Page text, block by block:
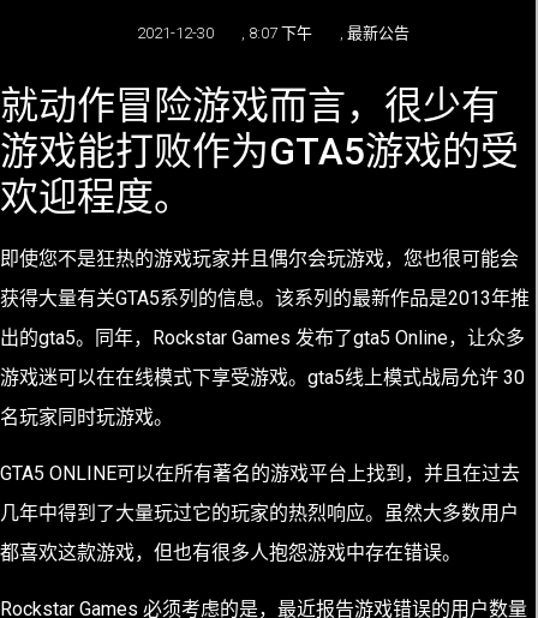
2021-12-30 8:07 下午 最新公告
就动作冒险游戏而言，很少有
游戏能打败作为GTA5游戏的受
欢迎程度。
即使您不是狂热的游戏玩家并且偶尔会玩游戏，您也很可能会
获得大量有关GTA5系列的信息。该系列的最新作品是2013年推
出的gta5。同年，Rockstar Games 发布了gta5 Online，让众多
游戏迷可以在在线模式下享受游戏。gta5线上模式战局允许 30
名玩家同时玩游戏。
GTA5 ONLINE可以在所有著名的游戏平台上找到，并且在过去
几年中得到了大量玩过它的玩家的热烈响应。虽然大多数用户
都喜欢这款游戏，但也有很多人抱怨游戏中存在错误。
Rockstar Games 必须考虑的是，最近报告游戏错误的用户数量